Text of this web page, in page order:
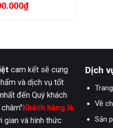
₫
cam kết sẽ cung
và dịch vụ tốt
đến Quý khách
Khách hàng là
gian và hình thức
Dịch
Về
Sản